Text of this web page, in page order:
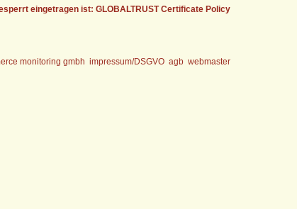
eingetragen ist: GLOBALTRUST Certificate Policy
monitoring gmbh impressum/DSGVO agb webmaster